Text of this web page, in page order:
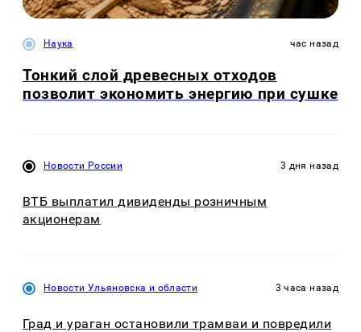
Наука час назад
Тонкий слой древесных отходов
позволит экономить энергию при сушке
Новости России 3 дня назад
ВТБ выплатил дивиденды розничным
акционерам
Новости Ульяновска и области 3 часа назад
Град и ураган остановили трамваи и повредили